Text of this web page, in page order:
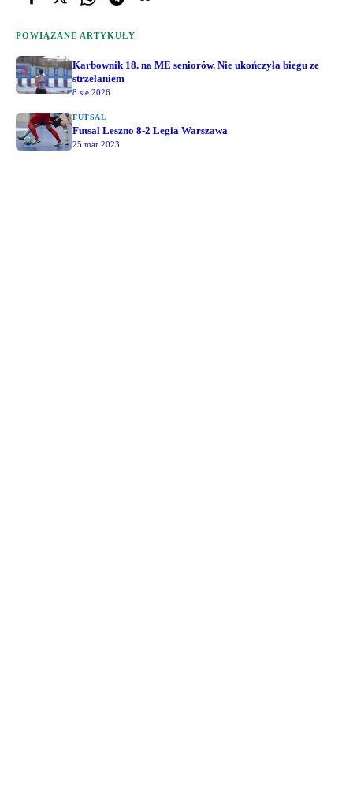
POWIĄZANE ARTYKUŁY
Karbownik 18. na ME seniorów. Nie ukończyła biegu ze
strzelaniem
8 sie 2026
FUTSAL
Futsal Leszno 8-2 Legia Warszawa
25 mar 2023